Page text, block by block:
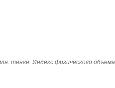
тенге. Индекс физического объема